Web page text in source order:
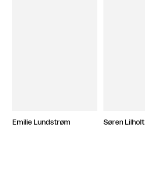
Emilie Lundstrøm Søren Lilholt